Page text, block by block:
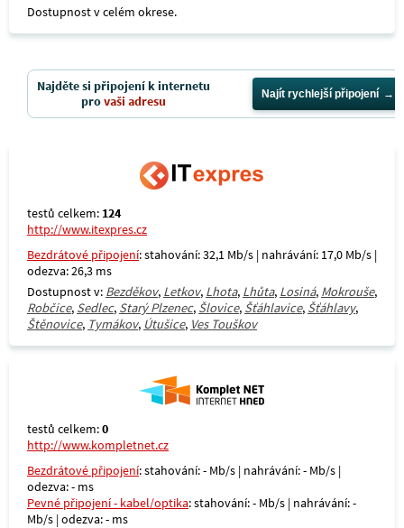
Dostupnost v celém okrese.
Najděte si připojení k internetu
provaši adresu Najít rychlejší připojení
testů celkem: 124
http://www.itexpres.cz
Bezdrátové připojení: stahování: 32,1 Mb/s | nahrávání: 17,0 Mb/s |
odezva: 26,3 ms
Dostupnost v: Bezděkov, Letkov, Lhota, Lhůta, Losiná, Mokrouše,
Robčice, Sedlec, Starý Plzenec, Šlovice, Šťáhlavice, Šťáhlavy,
Štěnovice, Tymákov, Útušice, Ves Touškov
testů celkem:0
http://www.kompletnet.cz
Bezdrátové připojení: stahování: - Mb/s | nahrávání: - Mb/s |
odezva: - ms
Pevné připojení - kabel/optika: stahování: - Mb/s | nahrávání: -
Mb/s | odezva: - ms